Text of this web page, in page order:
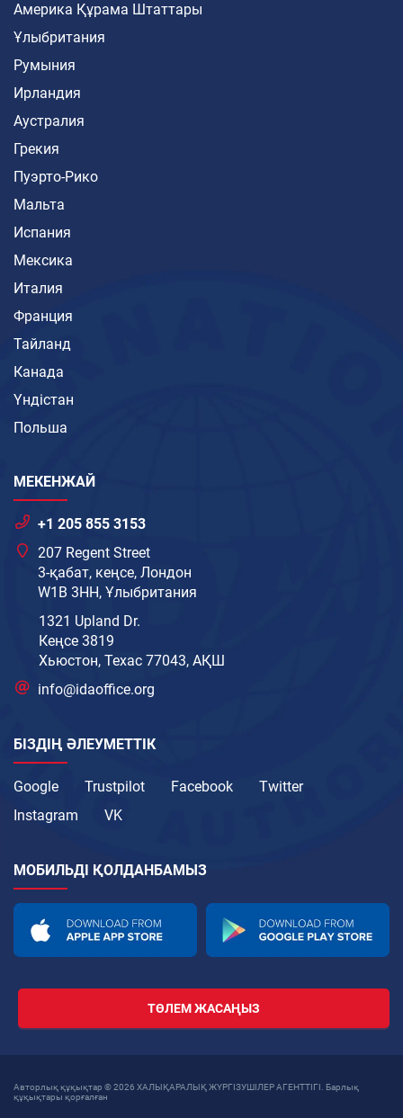
Америка Құрама Штаттары
Ұлыбритания
Румыния
Ирландия
Аустралия
Грекия
Пуэрто-Рико
Мальта
Испания
Мексика
Италия
Франция
Тайланд
Канада
Үндістан
Польша
МЕКЕНЖАЙ
+1 205 855 3153
207 Regent Street
3-қабат, кеңсе, Лондон
W1B 3HH, Ұлыбритания
1321 Upland Dr.
Кеңсе 3819
Хьюстон, Техас 77043, АҚШ
info@idaoffice.org
БІЗДІҢ ӘЛЕУМЕТТІК
Google Trustpilot Facebook
Twitter
Instagram
VK
МОБИЛЬДІ ҚОЛДАНБАМЫЗ
ТӨЛЕМ ЖАСАҢЫЗ
Авторлық құқықтар © 2026 ХАЛЫҚАРАЛЫҚ ЖҮРГІЗУШІЛЕР АГЕНТТІГІ. Барлық
құқықтары қорғалған